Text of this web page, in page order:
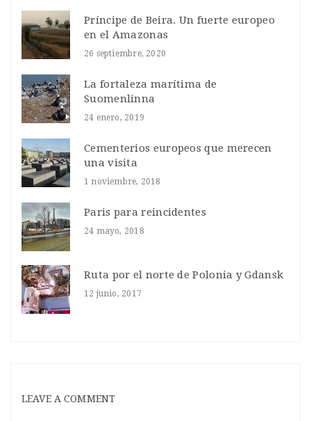
Príncipe de Beira. Un fuerte europeo
en el Amazonas
26 septiembre, 2020
La fortaleza marítima de
Suomenlinna
24 enero, 2019
Cementerios europeos que merecen
una visita
1 noviembre, 2018
Paris para reincidentes
24 mayo, 2018
Ruta por el norte de Polonia y Gdansk
12 junio, 2017
LEAVE A COMMENT